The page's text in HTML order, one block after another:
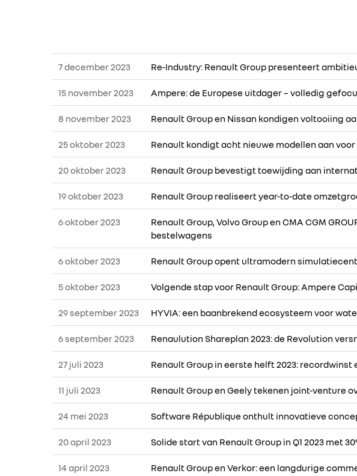
7 december 2023 Re-Industry: Renault Group presenteert
15 november 2023 Ampere: de Europese uitdager – volledig
8 november 2023 Renault Group en Nissan kondigen voltooiing
25 oktober 2023 Renault kondigt acht nieuwe modellen aan
20 oktober 2023 Renault Group bevestigt toewijding aan
19 oktober 2023 Renault Group realiseert year-to-date
6 oktober 2023
Renault Group, Volvo Group en CMA CGM
bestelwagens
6 oktober 2023 Renault Group opent ultramodern
5 oktober 2023 Volgende stap voor Renault Group: Ampere
29 september 2023 HYVIA: een baanbrekend ecosysteem voor
6 september 2023 Renaulution Shareplan 2023: de Revolution
27 juli 2023 Renault Group in eerste helft 2023:
11 juli 2023 Renault Group en Geely tekenen joint-
24 mei 2023 Software République onthult innovatieve
20 april 2023 Solide start van Renault Group in Q1 2023 met
14 april 2023 Renault Group en Verkor: een langdurige